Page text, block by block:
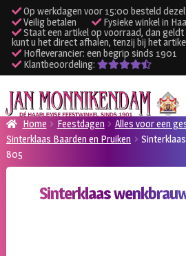
Op werkdagen voor 15:00 besteld
Veilig betalen
Fysieke winkel in
Staat een artikel op voorraad, dan
kunt u het direct afhalen, tenzij bij het
Hofleverancier: een begrip sinds 1901
Klantbeoordeling:
Ga
door
naar
navigatie
Ga
naar
de
inhoudVerhuur kleding
Verhuur apparatuur
Home Feestdagen
Alles voor een
Sinterklaas Baarden en Pruiken
805
Sinterklaas